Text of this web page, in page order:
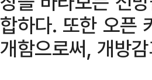
합하다. 또한 오픈
개함으로써, 개방